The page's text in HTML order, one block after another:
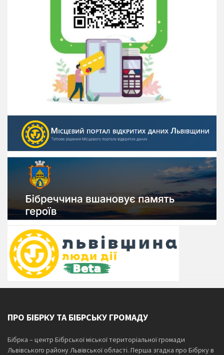
ПРО БІБРКУ ТА БІБРСЬКУ ГРОМАДУ
Бібрка – центр Бібрської міської територіальної громади
Львівського району Львівської області. Перша згадка про Бібрку в